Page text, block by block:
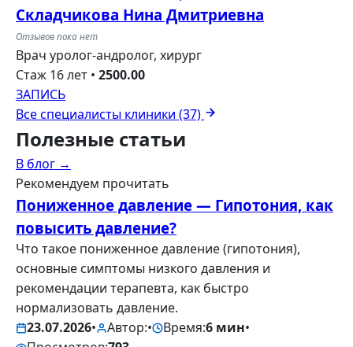
Складчикова Нина Дмитриевна
Отзывов пока нет
Врач уролог-андролог, хирург
Стаж 16 лет • 2500.00
ЗАПИСЬ
Все специалисты клиники (37)
Полезные статьи
В блог →
Рекомендуем прочитать
Пониженное давление — Гипотония, как
повысить давление?
Что такое пониженное давление (гипотония),
основные симптомы низкого давления и
рекомендации терапевта, как быстро
нормализовать давление.
23.07.2026• Автор:• Время:6 мин•